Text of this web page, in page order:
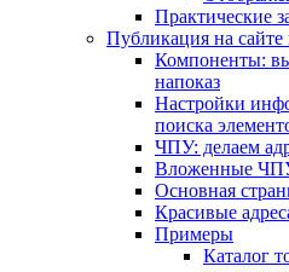
Практические
Публикация на
Компоненты:
напоказ
Настройки
поиска
ЧПУ: делаем
Вложенные
Основная
Красивые
Примеры
Каталог